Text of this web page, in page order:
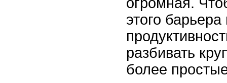
огромная.
этого
разбивать
более